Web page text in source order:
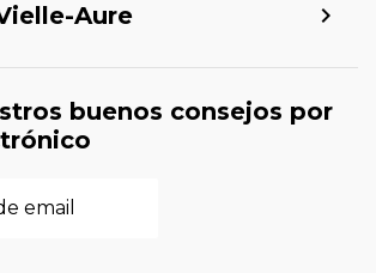
Aure
buenos consejos por